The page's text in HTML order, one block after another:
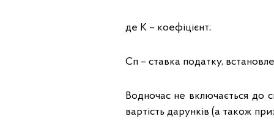
де К – коефіцієнт;
Сп – ставка податку,
Водночас не включається до
вартість дарунків (а також